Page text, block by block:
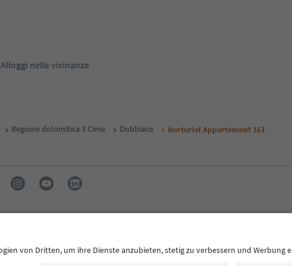
Alloggi nelle vicinanze
Regione dolomitica 3 Cime Dobbiaco Aurturist Appartement 161